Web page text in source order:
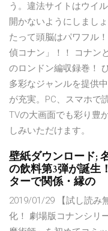
う。違法サイトはウイ
開かないようにしまし
たって頭脳はパワフル
偵コナン」！！ コナン
のロンドン編収録巻！
多彩なジャンルを提供
が充実。PC、スマホで
TVの大画面でも彩り豊
しみいただけます。
壁紙ダウンロード;
の飲料第3弾が誕生
ターで関係・縁の
2019/01/29 【試し読み
化！ 劇場版コナンシリ